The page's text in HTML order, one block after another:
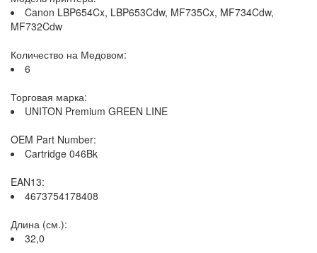
Canon LBP654Cx, LBP653Cdw, MF735Cx, MF734Cdw,
MF732Cdw
Количество на Медовом:
6
Торговая марка:
UNITON Premium GREEN LINE
OEM Part Number:
Cartridge 046Bk
EAN13:
4673754178408
Длина (см.):
32,0